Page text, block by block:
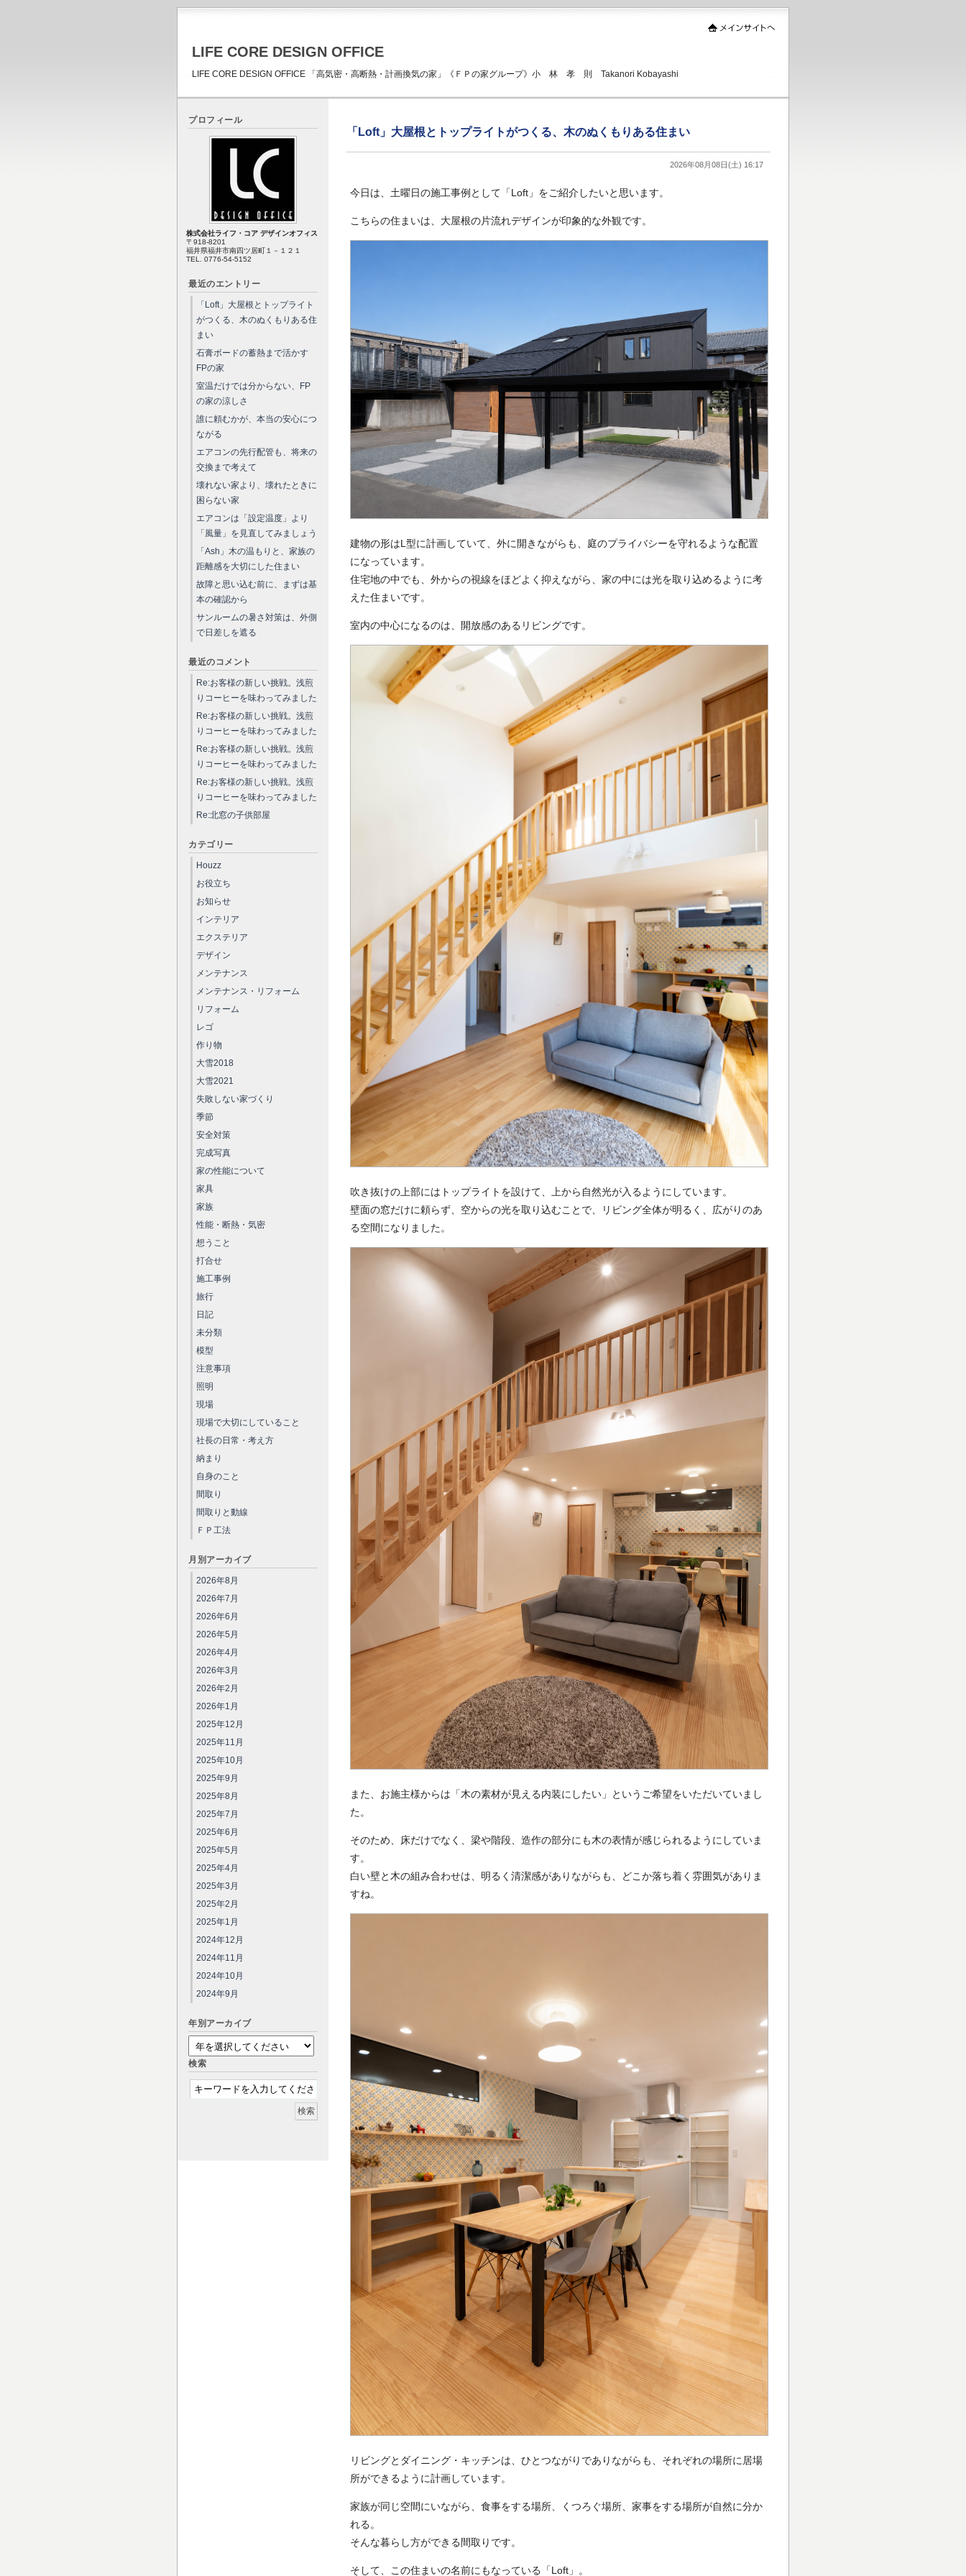
LIFE CORE DESIGN OFFICE
LIFE CORE DESIGN OFFICE 「高気密・高断熱・計画換気の家」《ＦＰの家グループ》小 林 孝 則 Takanori Kobayashi
「Loft」大屋根とトップライトがつくる、木のぬくもりある住まい
2026年08月08日(土) 16:17
今日は、土曜日の施工事例として「Loft」をご紹介したいと思います。
こちらの住まいは、大屋根の片流れデザインが印象的な外観です。
建物の形はL型に計画していて、外に開きながらも、庭のプライバシーを守れるような配置
になっています。
住宅地の中でも、外からの視線をほどよく抑えながら、家の中には光を取り込めるように考
えた住まいです。
室内の中心になるのは、開放感のあるリビングです。
吹き抜けの上部にはトップライトを設けて、上から自然光が入るようにしています。
壁面の窓だけに頼らず、空からの光を取り込むことで、リビング全体が明るく、広がりのあ
る空間になりました。
また、お施主様からは「木の素材が見える内装にしたい」というご希望をいただいていまし
た。
そのため、床だけでなく、梁や階段、造作の部分にも木の表情が感じられるようにしていま
す。
白い壁と木の組み合わせは、明るく清潔感がありながらも、どこか落ち着く雰囲気がありま
すね。
リビングとダイニング・キッチンは、ひとつながりでありながらも、それぞれの場所に居場
所ができるように計画しています。
家族が同じ空間にいながら、食事をする場所、くつろぐ場所、家事をする場所が自然に分か
れる。
そんな暮らし方ができる間取りです。
そして、この住まいの名前にもなっている「Loft」。
プロフィール
株式会社ライフ・コア デザインオフィス
〒918-8201
福井県福井市南四ツ居町１－１２１
TEL. 0776-54-5152
最近のエントリー
「Loft」大屋根とトップライト
がつくる、木のぬくもりある住
まい
石膏ボードの蓄熱まで活かす
FPの家
室温だけでは分からない、FP
の家の涼しさ
誰に頼むかが、本当の安心につ
ながる
エアコンの先行配管も、将来の
交換まで考えて
壊れない家より、壊れたときに
困らない家
エアコンは「設定温度」より
「風量」を見直してみましょう
「Ash」木の温もりと、家族の
距離感を大切にした住まい
故障と思い込む前に、まずは基
本の確認から
サンルームの暑さ対策は、外側
で日差しを遮る
最近のコメント
Re:お客様の新しい挑戦。浅煎
りコーヒーを味わってみました
Re:お客様の新しい挑戦。浅煎
りコーヒーを味わってみました
Re:お客様の新しい挑戦。浅煎
りコーヒーを味わってみました
Re:お客様の新しい挑戦。浅煎
りコーヒーを味わってみました
Re:北窓の子供部屋
カテゴリー
Houzz
お役立ち
お知らせ
インテリア
エクステリア
デザイン
メンテナンス
メンテナンス・リフォーム
リフォーム
レゴ
作り物
大雪2018
大雪2021
失敗しない家づくり
季節
安全対策
完成写真
家の性能について
家具
家族
性能・断熱・気密
想うこと
打合せ
施工事例
旅行
日記
未分類
模型
注意事項
照明
現場
現場で大切にしていること
社長の日常・考え方
納まり
自身のこと
間取り
間取りと動線
ＦＰ工法
月別アーカイブ
2026年8月
2026年7月
2026年6月
2026年5月
2026年4月
2026年3月
2026年2月
2026年1月
2025年12月
2025年11月
2025年10月
2025年9月
2025年8月
2025年7月
2025年6月
2025年5月
2025年4月
2025年3月
2025年2月
2025年1月
2024年12月
2024年11月
2024年10月
2024年9月
年別アーカイブ
検索